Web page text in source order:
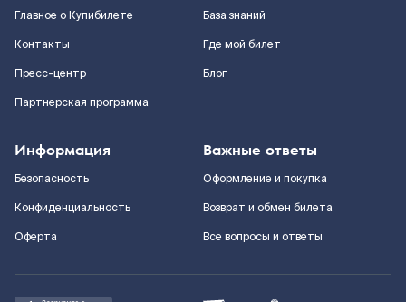
Главное о Купибилете
Контакты
Пресс-центр
Партнерская программа
База знаний
Где мой билет
Блог
Информация
Безопасность
Конфиденциальность
Оферта
Важные ответы
Оформление и покупка
Возврат и обмен билета
Все вопросы и ответы